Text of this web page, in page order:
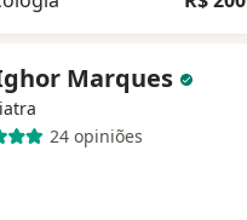
Marques
24 opiniões